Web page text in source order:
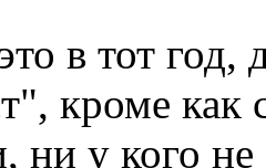
в тот год,
кроме как
ни у кого не